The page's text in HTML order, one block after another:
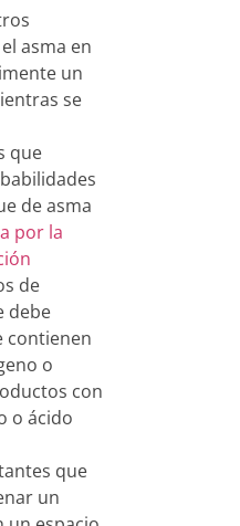
asma en
un
se
que
de asma
por la
de
debe
contienen
o
con
o ácido
que
un